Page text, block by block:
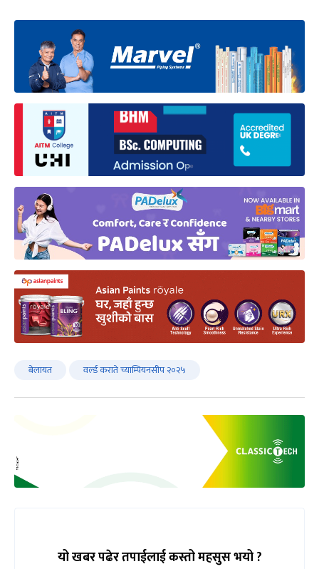
बेलायत वर्ल्ड कराते च्याम्पियनसीप २०२५
यो खबर पढेर तपाईलाई कस्तो महसुस भयो ?